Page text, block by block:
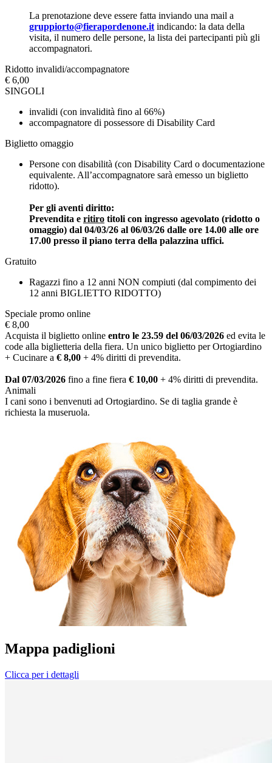
La prenotazione deve essere fatta inviando una mail a
gruppiorto@fierapordenone.it indicando: la data della
visita, il numero delle persone, la lista dei partecipanti più gli
accompagnatori.
Ridotto invalidi/accompagnatore
€ 6,00
SINGOLI
invalidi (con invalidità fino al 66%)
accompagnatore di possessore di Disability Card
Biglietto omaggio
Persone con disabilità (con Disability Card o documentazione
equivalente. All’accompagnatore sarà emesso un biglietto
ridotto).
Per gli aventi diritto:
Prevendita e ritiro titoli con ingresso agevolato (ridotto o
omaggio) dal 04/03/26 al 06/03/26 dalle ore 14.00 alle ore
17.00 presso il piano terra della palazzina uffici.
Gratuito
Ragazzi fino a 12 anni NON compiuti (dal compimento dei
12 anni BIGLIETTO RIDOTTO)
Speciale promo online
€ 8,00
Acquista il biglietto online entro le 23.59 del 06/03/2026 ed evita le
code alla biglietteria della fiera. Un unico biglietto per Ortogiardino
+ Cucinare a € 8,00 + 4% diritti di prevendita.
Dal 07/03/2026 fino a fine fiera € 10,00 + 4% diritti di prevendita.
Animali
I cani sono i benvenuti ad Ortogiardino. Se di taglia grande è
richiesta la museruola.
Mappa padiglioni
Clicca per i dettagli